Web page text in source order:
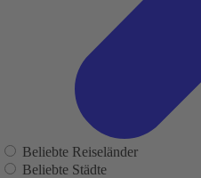
Beliebte Reiseländer
Beliebte Städte